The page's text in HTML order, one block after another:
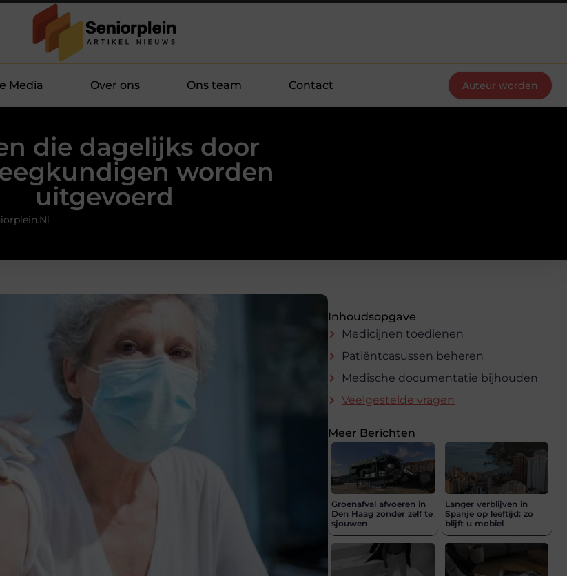
Media Over ons Ons team Contact Auteur worden
die dagelijks door
worden
uitgevoerd
Inhoudsopgave
Medicijnen toedienen
Patiëntcasussen beheren
Medische documentatie bijhouden
Veelgestelde vragen
Meer Berichten
Groenafval afvoeren in
Den Haag zonder zelf te
sjouwen
Langer verblijven in
Spanje op leeftijd: zo
blijft u mobiel